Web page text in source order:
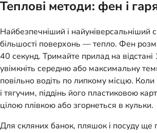
Теплові методи: фен і
Найбезпечніший і найуніверсальніший
більшості поверхонь — тепло. Фен
40 секунд. Тримайте прилад на
увімкніть середню або максимальну
повільно водіть по липкому місцю.
і тягучим, піддінь його пластиковою
цілою плівкою або згорнеться в кульки.
Для скляних банок, пляшок і посуду ще